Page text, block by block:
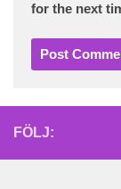
for the next
FÖLJ: